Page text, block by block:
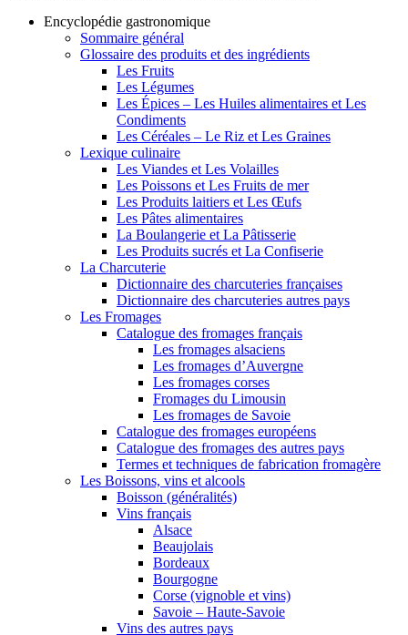
Encyclopédie gastronomique
Sommaire général
Glossaire des produits et des ingrédients
Les Fruits
Les Légumes
Les Épices – Les Huiles alimentaires et Les
Condiments
Les Céréales – Le Riz et Les Graines
Lexique culinaire
Les Viandes et Les Volailles
Les Poissons et Les Fruits de mer
Les Produits laitiers et Les Œufs
Les Pâtes alimentaires
La Boulangerie et La Pâtisserie
Les Produits sucrés et La Confiserie
La Charcuterie
Dictionnaire des charcuteries françaises
Dictionnaire des charcuteries autres pays
Les Fromages
Catalogue des fromages français
Les fromages alsaciens
Les fromages d’Auvergne
Les fromages corses
Fromages du Limousin
Les fromages de Savoie
Catalogue des fromages européens
Catalogue des fromages des autres pays
Termes et techniques de fabrication fromagère
Les Boissons, vins et alcools
Boisson (généralités)
Vins français
Alsace
Beaujolais
Bordeaux
Bourgogne
Corse (vignoble et vins)
Savoie – Haute-Savoie
Vins des autres pays